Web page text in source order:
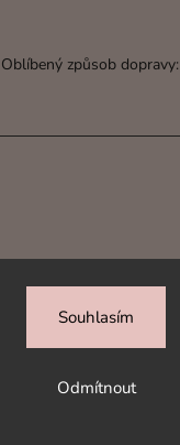
Odmítnout
Souhlasím
Oblíbený způsob dopravy: